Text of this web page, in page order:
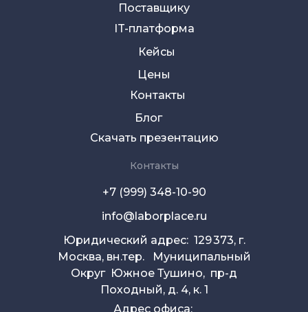
Поставщику
Кейсы
Цены
Контакты
Блог
Контакты
+7 (999) 348-10-90
info@laborplace.ru
Юридический адрес: 129 373, г.
Москва, вн.тер. Муниципальный
Округ Южное Тушино, пр-д
Походный, д. 4, к. 1
Адрес офиса:
Скачать презентацию
IT-платформа